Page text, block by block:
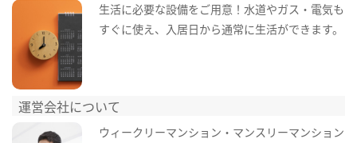
生活に必要な設備をご用意！水道やガス・電気も
すぐに使え、入居日から通常に生活ができます。
運営会社について
ウィークリーマンション・マンスリーマンション